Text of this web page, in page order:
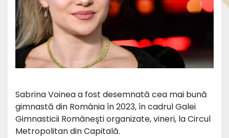
Sabrina Voinea a fost desemnată cea mai bună
gimnastă din România în 2023, în cadrul Galei
Gimnasticii Româneşti organizate, vineri, la Circul
Metropolitan din Capitală.